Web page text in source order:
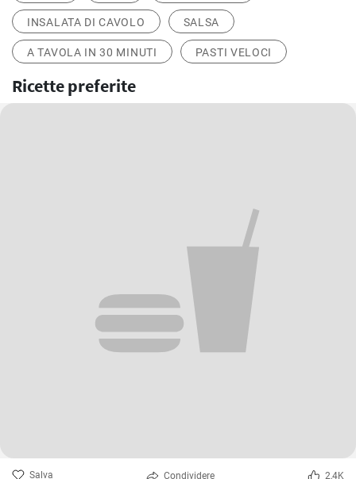
INSALATA DI CAVOLO SALSA
A TAVOLA IN 30 MINUTI PASTI VELOCI
Ricette preferite
Salva Condividere 2,4K